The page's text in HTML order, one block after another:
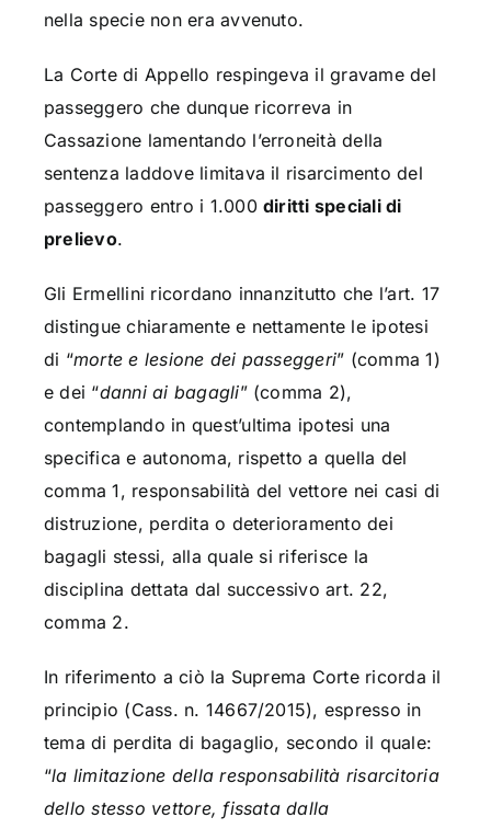
nella specie non era avvenuto.
La Corte di Appello respingeva il gravame del
passeggero che dunque ricorreva in
Cassazione lamentando l’erroneità della
sentenza laddove limitava il risarcimento del
passeggero entro i 1.000 diritti speciali di
prelievo.
Gli Ermellini ricordano innanzitutto che l’art. 17
distingue chiaramente e nettamente le ipotesi
di “morte e lesione dei passeggeri” (comma 1)
e dei “danni ai bagagli” (comma 2),
contemplando in quest’ultima ipotesi una
specifica e autonoma, rispetto a quella del
comma 1, responsabilità del vettore nei casi di
distruzione, perdita o deterioramento dei
bagagli stessi, alla quale si riferisce la
disciplina dettata dal successivo art. 22,
comma 2.
In riferimento a ciò la Suprema Corte ricorda il
principio (Cass. n. 14667/2015), espresso in
tema di perdita di bagaglio, secondo il quale:
“la limitazione della responsabilità risarcitoria
dello stesso vettore, fissata dalla